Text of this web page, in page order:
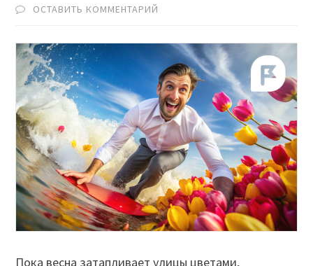
ОСТАВИТЬ КОММЕНТАРИЙ
Пока весна затапливает улицы цветами,